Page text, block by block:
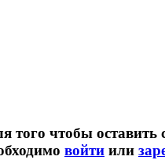
того чтобы оставить
войти или